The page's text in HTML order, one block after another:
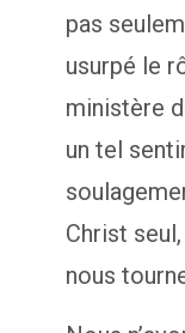
pas
usurpé le
ministère
un tel
Christ
nous